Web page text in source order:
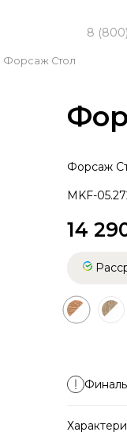
8
Форсаж Стол
Форсаж
MKF-
14